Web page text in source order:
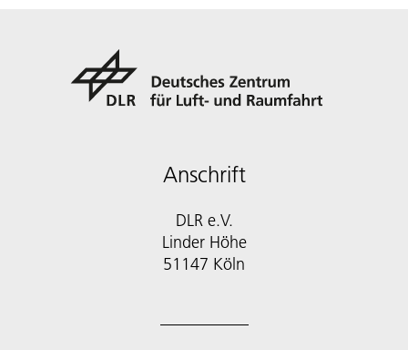
Anschrift
DLR e.V.
Linder Höhe
51147 Köln